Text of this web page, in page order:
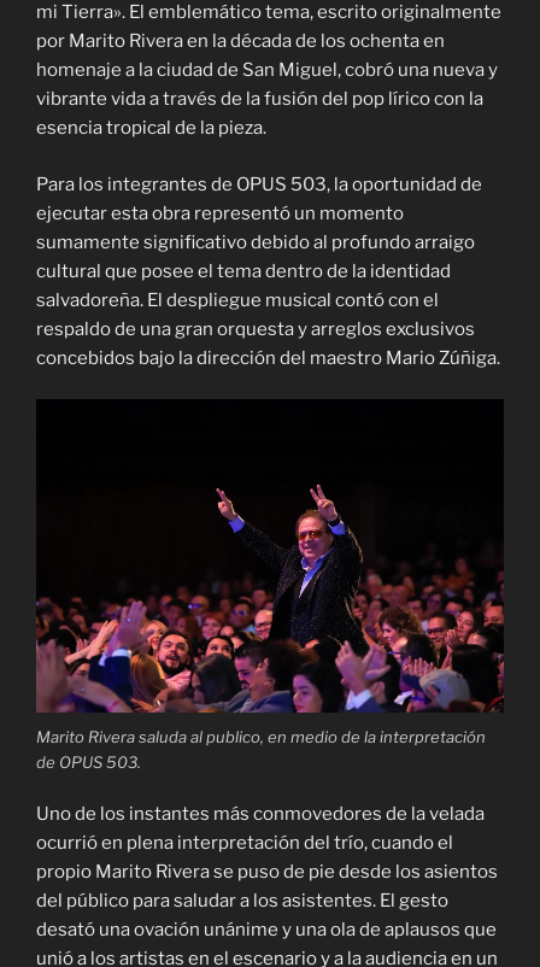
mi Tierra». El emblemático tema, escrito originalmente
por Marito Rivera en la década de los ochenta en
homenaje a la ciudad de San Miguel, cobró una nueva y
vibrante vida a través de la fusión del pop lírico con la
esencia tropical de la pieza.
Para los integrantes de OPUS 503, la oportunidad de
ejecutar esta obra representó un momento
sumamente significativo debido al profundo arraigo
cultural que posee el tema dentro de la identidad
salvadoreña. El despliegue musical contó con el
respaldo de una gran orquesta y arreglos exclusivos
concebidos bajo la dirección del maestro Mario Zúñiga.
Marito Rivera saluda al publico, en medio de la interpretación
de OPUS 503.
Uno de los instantes más conmovedores de la velada
ocurrió en plena interpretación del trío, cuando el
propio Marito Rivera se puso de pie desde los asientos
del público para saludar a los asistentes. El gesto
desató una ovación unánime y una ola de aplausos que
unió a los artistas en el escenario y a la audiencia en un